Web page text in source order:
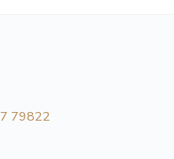
79822